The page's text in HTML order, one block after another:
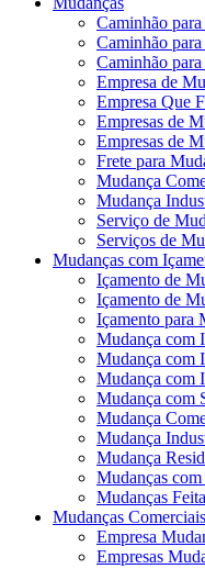
Caminhão
Caminhão
Caminhão
Empresa de
Empresa Que
Empresas de
Empresas de
Frete para
Mudança
Mudança
Serviço de
Serviços de
Mudanças com
Içamento de
Içamento de
Içamento para
Mudança com
Mudança com
Mudança com
Mudança com
Mudança
Mudança
Mudança
Mudanças
Mudanças
Mudanças Comerciais
Empresa
Empresas